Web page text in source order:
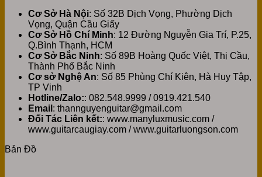
Cơ Sở Hà Nội: Số 32B Dịch Vọng, Phường Dịch
Vọng, Quận Cầu Giấy
Cơ Sở Hồ Chí Minh: 12 Đường Nguyễn Gia Trí, P.25,
Q.Bình Thạnh, HCM
Cơ Sở Bắc Ninh: Số 89B Hoàng Quốc Việt, Thị Cầu,
Thành Phố Bắc Ninh
Cơ sở Nghệ An: Số 85 Phùng Chí Kiên, Hà Huy Tập,
TP Vinh
Hotline/Zalo:: 082.548.9999 / 0919.421.540
Email : thannguyenguitar@gmail.com
Đối Tác Liên kết:: www.manyluxmusic.com /
www.guitarcaugiay.com / www.guitarluongson.com
Bản Đồ